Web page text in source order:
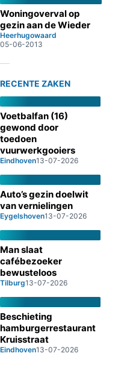
Woningoverval op
gezin aan de Wieder
Heerhugowaard
05-06-2013
RECENTE ZAKEN
Voetbalfan (16)
gewond door
toedoen
vuurwerkgooiers
Eindhoven13-07-2026
Auto’s gezin doelwit
van vernielingen
Eygelshoven13-07-2026
Man slaat
cafébezoeker
bewusteloos
Tilburg13-07-2026
Beschieting
hamburgerrestaurant
Kruisstraat
Eindhoven13-07-2026